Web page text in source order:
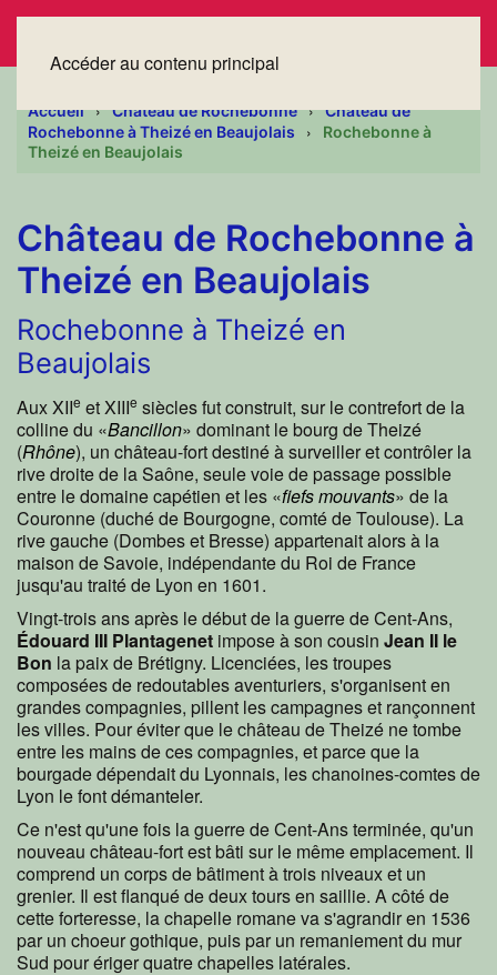
Accéder au contenu principal
Accueil Château de Rochebonne
Château de
Rochebonne à Theizé en Beaujolais
Rochebonne à
Theizé en Beaujolais
Château de Rochebonne à
Theizé en Beaujolais
Rochebonne à Theizé en
Beaujolais
Aux XIIe et XIIIe siècles fut construit, sur le contrefort de la
colline du «Bancillon» dominant le bourg de Theizé
(Rhône), un château-fort destiné à surveiller et contrôler la
rive droite de la Saône, seule voie de passage possible
entre le domaine capétien et les «fiefs mouvants» de la
Couronne (duché de Bourgogne, comté de Toulouse). La
rive gauche (Dombes et Bresse) appartenait alors à la
maison de Savoie, indépendante du Roi de France
jusqu'au traité de Lyon en 1601.
Vingt-trois ans après le début de la guerre de Cent-Ans,
Édouard III Plantagenet impose à son cousin Jean II le
Bon la paix de Brétigny. Licenciées, les troupes
composées de redoutables aventuriers, s'organisent en
grandes compagnies, pillent les campagnes et rançonnent
les villes. Pour éviter que le château de Theizé ne tombe
entre les mains de ces compagnies, et parce que la
bourgade dépendait du Lyonnais, les chanoines-comtes de
Lyon le font démanteler.
Ce n'est qu'une fois la guerre de Cent-Ans terminée, qu'un
nouveau château-fort est bâti sur le même emplacement. Il
comprend un corps de bâtiment à trois niveaux et un
grenier. Il est flanqué de deux tours en saillie. A côté de
cette forteresse, la chapelle romane va s'agrandir en 1536
par un choeur gothique, puis par un remaniement du mur
Sud pour ériger quatre chapelles latérales.